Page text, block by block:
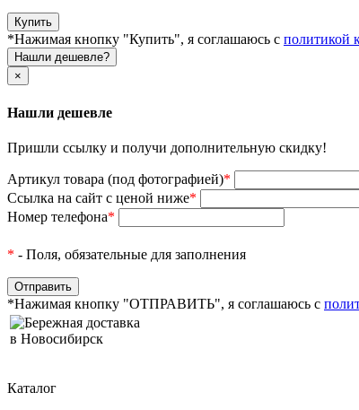
*Нажимая кнопку "Купить", я соглашаюсь с политикой
Нашли дешевле?
×
Нашли дешевле
Пришли ссылку и получи дополнительную скидку!
Артикул товара (под фотографией)*
Ссылка на сайт с ценой ниже*
Номер телефона*
* - Поля, обязательные для заполнения
*Нажимая кнопку "ОТПРАВИТЬ", я соглашаюсь с
Бережная доставка
в Новосибирск
Каталог